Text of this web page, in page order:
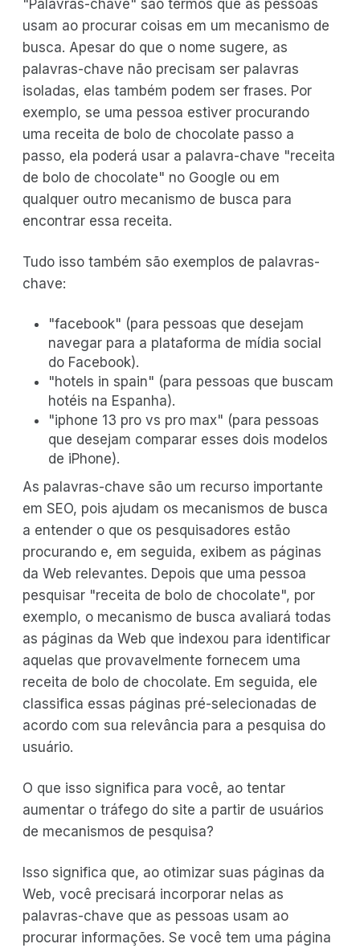
"Palavras-chave" são termos que as pessoas
usam ao procurar coisas em um mecanismo de
busca. Apesar do que o nome sugere, as
palavras-chave não precisam ser palavras
isoladas, elas também podem ser frases. Por
exemplo, se uma pessoa estiver procurando
uma receita de bolo de chocolate passo a
passo, ela poderá usar a palavra-chave "receita
de bolo de chocolate" no Google ou em
qualquer outro mecanismo de busca para
encontrar essa receita.
Tudo isso também são exemplos de palavras-
chave:
"facebook" (para pessoas que desejam
navegar para a plataforma de mídia social
do Facebook).
"hotels in spain" (para pessoas que buscam
hotéis na Espanha).
"iphone 13 pro vs pro max" (para pessoas
que desejam comparar esses dois modelos
de iPhone).
As palavras-chave são um recurso importante
em SEO, pois ajudam os mecanismos de busca
a entender o que os pesquisadores estão
procurando e, em seguida, exibem as páginas
da Web relevantes. Depois que uma pessoa
pesquisar "receita de bolo de chocolate", por
exemplo, o mecanismo de busca avaliará todas
as páginas da Web que indexou para identificar
aquelas que provavelmente fornecem uma
receita de bolo de chocolate. Em seguida, ele
classifica essas páginas pré-selecionadas de
acordo com sua relevância para a pesquisa do
usuário.
O que isso significa para você, ao tentar
aumentar o tráfego do site a partir de usuários
de mecanismos de pesquisa?
Isso significa que, ao otimizar suas páginas da
Web, você precisará incorporar nelas as
palavras-chave que as pessoas usam ao
procurar informações. Se você tem uma página